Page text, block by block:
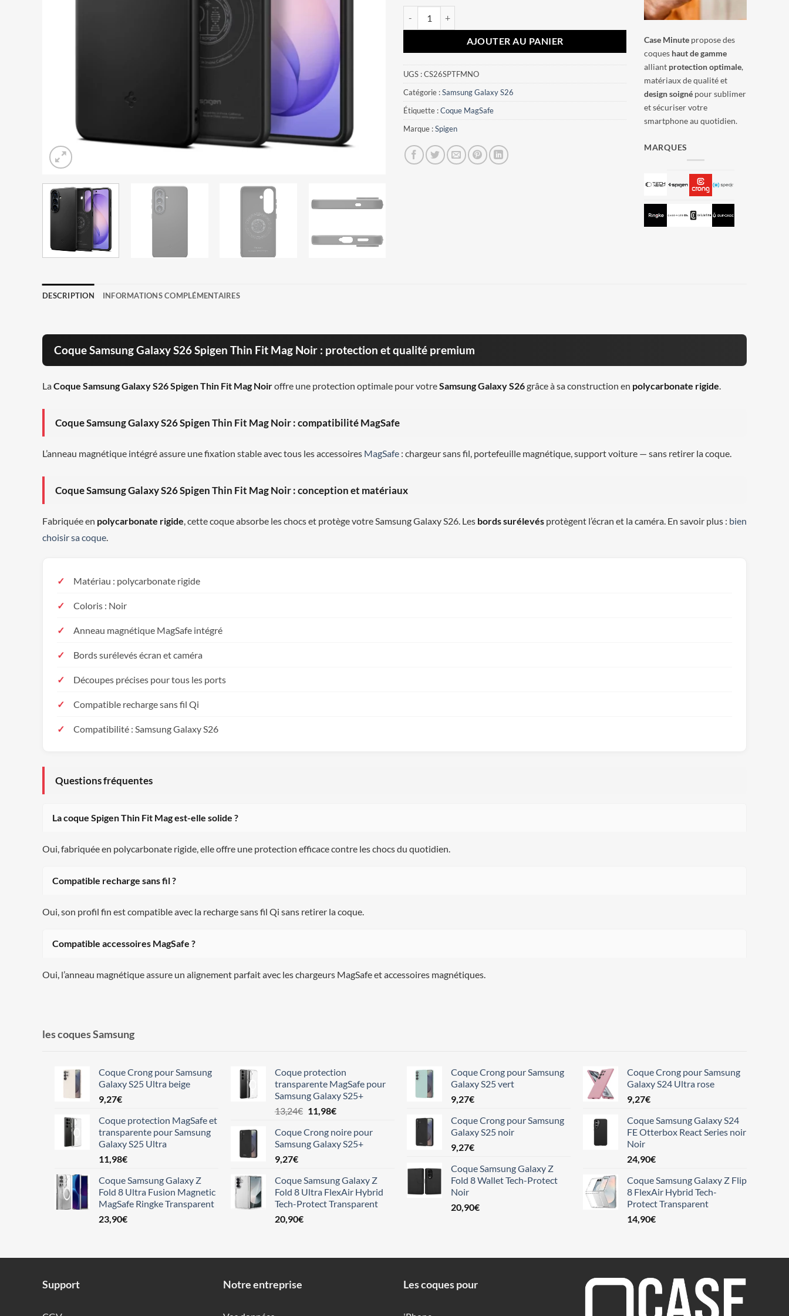
AJOUTER AU PANIER
UGS :CS26SPTFMNO
Catégorie :Samsung Galaxy S26
Étiquette :Coque MagSafe
Marque :Spigen
Case Minute propose des
coques haut de gamme
alliant protection optimale,
matériaux de qualité et
design soigné pour sublimer
et sécuriser votre
smartphone au quotidien.
MARQUES
DESCRIPTION INFORMATIONS COMPLÉMENTAIRES
Coque Samsung Galaxy S26 Spigen Thin Fit Mag Noir : protection et qualité premium
LaCoque Samsung Galaxy S26 Spigen Thin Fit Mag Noiroffre une protection optimale pour votreSamsung Galaxy S26grâce à sa construction en polycarbonate rigide.
Coque Samsung Galaxy S26 Spigen Thin Fit Mag Noir : compatibilité MagSafe
L’anneau magnétique intégré assure une fixation stable avec tous les accessoires MagSafe : chargeur sans fil, portefeuille magnétique, support voiture — sans retirer la coque.
Coque Samsung Galaxy S26 Spigen Thin Fit Mag Noir : conception et matériaux
Fabriquée en polycarbonate rigide, cette coque absorbe les chocs et protège votre Samsung Galaxy S26. Les bords surélevés protègent l’écran et la caméra. En savoir plus : bien
choisir sa coque.
Matériau : polycarbonate rigide
Coloris : Noir
Anneau magnétique MagSafe intégré
Bords surélevés écran et caméra
Découpes précises pour tous les ports
Compatible recharge sans fil Qi
Compatibilité : Samsung Galaxy S26
Questions fréquentes
La coque Spigen Thin Fit Mag est-elle solide ?
Oui, fabriquée en polycarbonate rigide, elle offre une protection efficace contre les chocs du quotidien.
Compatible recharge sans fil ?
Oui, son profil fin est compatible avec la recharge sans fil Qi sans retirer la coque.
Compatible accessoires MagSafe ?
Oui, l’anneau magnétique assure un alignement parfait avec les chargeurs MagSafe et accessoires magnétiques.
les coques Samsung
Coque Crong pour Samsung
Galaxy S25 Ultra beige
9,27€
Coque protection MagSafe et
transparente pour Samsung
Galaxy S25 Ultra
11,98€
Coque Samsung Galaxy Z
Fold 8 Ultra Fusion Magnetic
MagSafe Ringke Transparent
23,90€
Coque protection
transparente MagSafe pour
Samsung Galaxy S25+
13,24€ Le
initial
était :
11,98€Le
actuel
est :
Coque Crong noire pour
Samsung Galaxy S25+
9,27€
Coque Samsung Galaxy Z
Fold 8 Ultra FlexAir Hybrid
Tech-Protect Transparent
20,90€
Coque Crong pour Samsung
Galaxy S25 vert
9,27€
Coque Crong pour Samsung
Galaxy S25 noir
9,27€
Coque Samsung Galaxy Z
Fold 8 Wallet Tech-Protect
Noir
20,90€
Coque Crong pour Samsung
Galaxy S24 Ultra rose
9,27€
Coque Samsung Galaxy S24
FE Otterbox React Series noir
Noir
24,90€
Coque Samsung Galaxy Z Flip
8 FlexAir Hybrid Tech-
Protect Transparent
14,90€
Support Notre entreprise Les coques pour